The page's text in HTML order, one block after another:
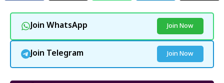
Join WhatsApp Join Now
Join Telegram Join Now